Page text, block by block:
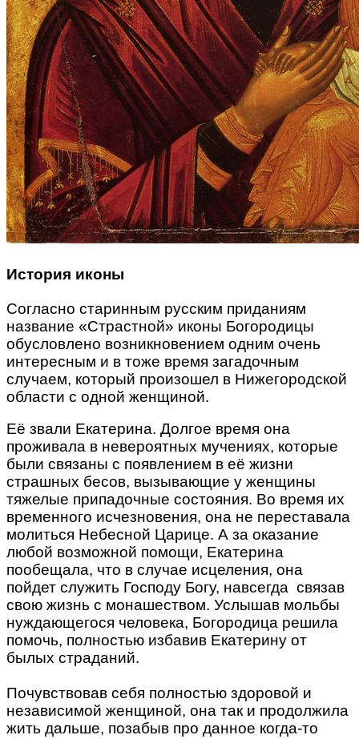
История иконы
Согласно старинным русским приданиям
название «Страстной» иконы Богородицы
обусловлено возникновением одним очень
интересным и в тоже время загадочным
случаем, который произошел в Нижегородской
области с одной женщиной.
Её звали Екатерина. Долгое время она
проживала в невероятных мучениях, которые
были связаны с появлением в её жизни
страшных бесов, вызывающие у женщины
тяжелые припадочные состояния. Во время их
временного исчезновения, она не переставала
молиться Небесной Царице. А за оказание
любой возможной помощи, Екатерина
пообещала, что в случае исцеления, она
пойдет служить Господу Богу, навсегда связав
свою жизнь с монашеством. Услышав мольбы
нуждающегося человека, Богородица решила
помочь, полностью избавив Екатерину от
былых страданий.
Почувствовав себя полностью здоровой и
независимой женщиной, она так и продолжила
жить дальше, позабыв про данное когда-то